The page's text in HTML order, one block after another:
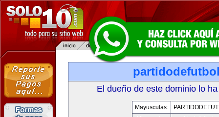
El dueño de este dominio lo
Mayusculas: